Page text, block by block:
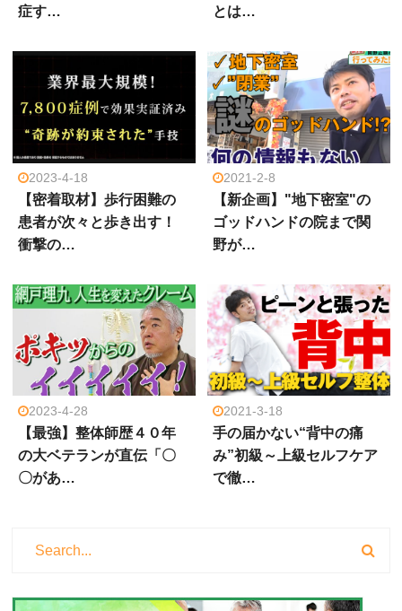
症す…
とは…
2023-4-18
【密着取材】歩行困難の
患者が次々と歩き出す！
衝撃の…
2021-2-8
【新企画】"地下密室"の
ゴッドハンドの院まで関
野が…
2023-4-28
【最強】整体師歴４０年
の大ベテランが直伝「〇
〇があ…
2021-3-18
手の届かない“背中の痛
み”初級～上級セルフケア
で徹…